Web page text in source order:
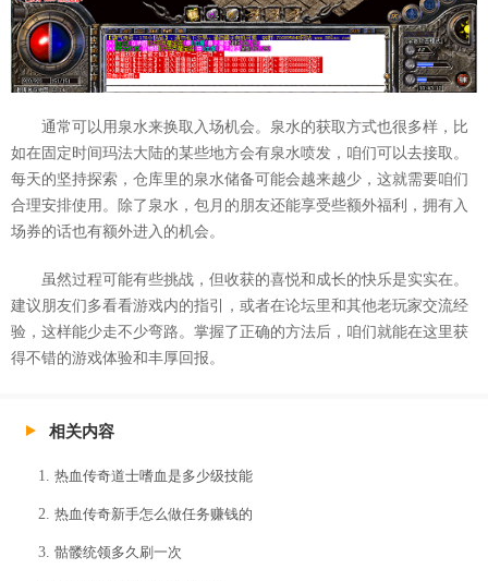
通常可以用泉水来换取入场机会。泉水的获取方式也很多样，比
如在固定时间玛法大陆的某些地方会有泉水喷发，咱们可以去接取。
每天的坚持探索，仓库里的泉水储备可能会越来越少，这就需要咱们
合理安排使用。除了泉水，包月的朋友还能享受些额外福利，拥有入
场券的话也有额外进入的机会。
虽然过程可能有些挑战，但收获的喜悦和成长的快乐是实实在。
建议朋友们多看看游戏内的指引，或者在论坛里和其他老玩家交流经
验，这样能少走不少弯路。掌握了正确的方法后，咱们就能在这里获
得不错的游戏体验和丰厚回报。
相关内容
热血传奇道士嗜血是多少级技能
热血传奇新手怎么做任务赚钱的
骷髅统领多久刷一次